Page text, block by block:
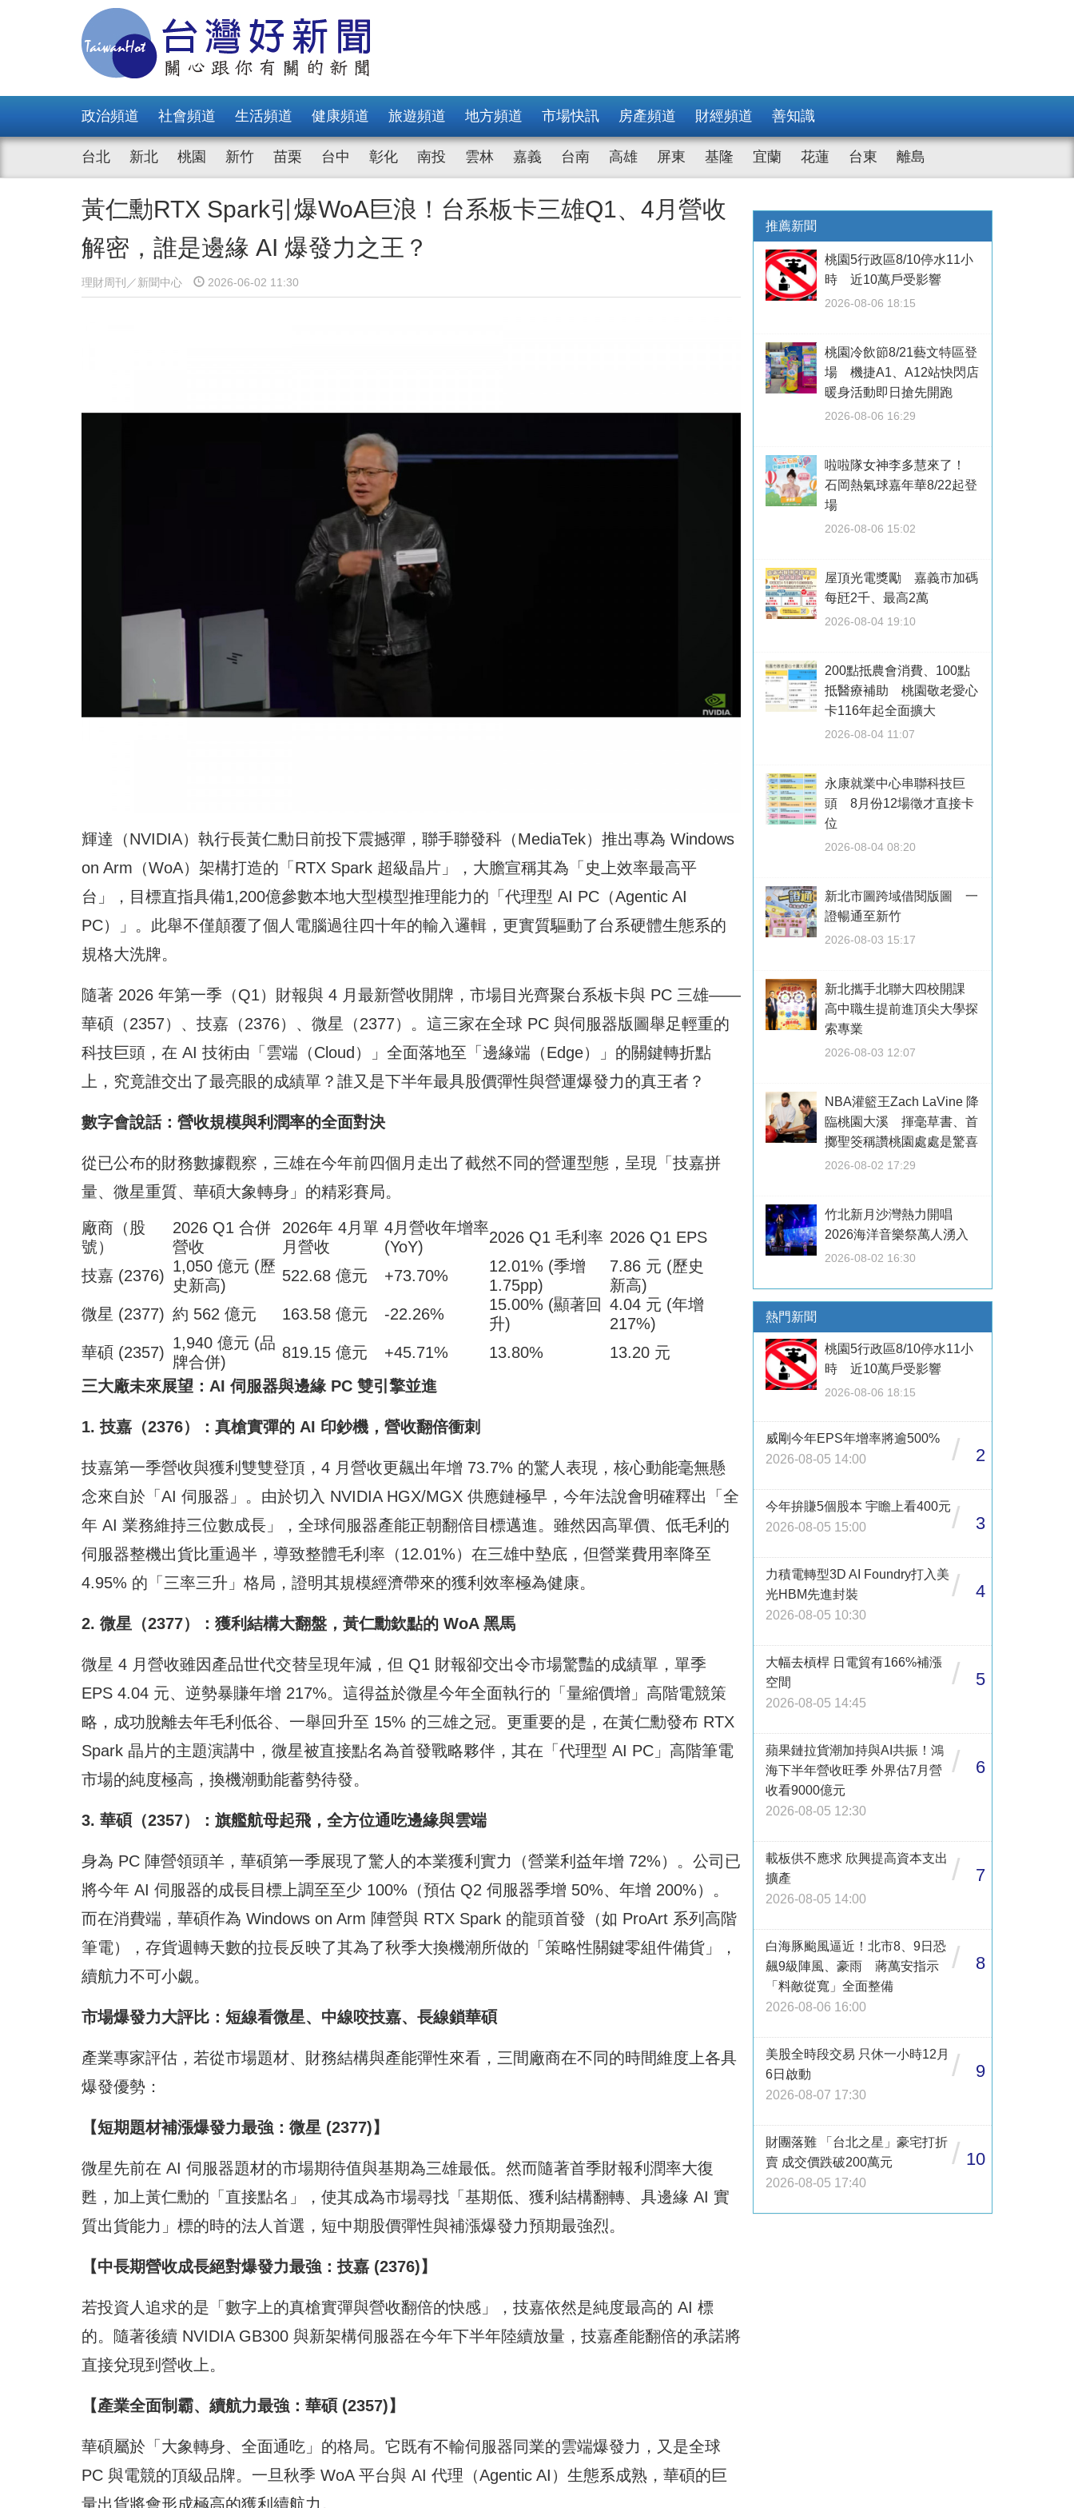
政治頻道 社會頻道 生活頻道 健康頻道 旅遊頻道 地方頻道 市場快訊 房產頻道 財經頻道 善知識
台北 新北 桃園 新竹 苗栗 台中 彰化 南投 雲林 嘉義 台南 高雄 屏東 基隆 宜蘭 花蓮 台東 離島
黃仁勳RTX Spark引爆WoA巨浪！台系板卡三雄Q1、4月營收
解密，誰是邊緣 AI 爆發力之王？
理財周刊／新聞中心 2026-06-02 11:30
輝達（NVIDIA）執行長黃仁勳日前投下震撼彈，聯手聯發科（MediaTek）推出專為 Windows
on Arm（WoA）架構打造的「RTX Spark 超級晶片」，大膽宣稱其為「史上效率最高平
台」，目標直指具備1,200億參數本地大型模型推理能力的「代理型 AI PC（Agentic AI
PC）」。此舉不僅顛覆了個人電腦過往四十年的輸入邏輯，更實質驅動了台系硬體生態系的
規格大洗牌。
隨著 2026 年第一季（Q1）財報與 4 月最新營收開牌，市場目光齊聚台系板卡與 PC 三雄——
華碩（2357）、技嘉（2376）、微星（2377）。這三家在全球 PC 與伺服器版圖舉足輕重的
科技巨頭，在 AI 技術由「雲端（Cloud）」全面落地至「邊緣端（Edge）」的關鍵轉折點
上，究竟誰交出了最亮眼的成績單？誰又是下半年最具股價彈性與營運爆發力的真王者？
數字會說話：營收規模與利潤率的全面對決
從已公布的財務數據觀察，三雄在今年前四個月走出了截然不同的營運型態，呈現「技嘉拼
量、微星重質、華碩大象轉身」的精彩賽局。
廠商（股
號）
2026 Q1 合併
營收
2026年 4月單
月營收
4月營收年增率
(YoY)
2026 Q1 毛利率 2026 Q1 EPS
技嘉 (2376)
1,050 億元 (歷
史新高)
522.68 億元 +73.70%
12.01% (季增
1.75pp)
7.86 元 (歷史
新高)
微星 (2377) 約 562 億元 163.58 億元 -22.26%
15.00% (顯著回
升)
4.04 元 (年增
217%)
華碩 (2357)
1,940 億元 (品
牌合併)
819.15 億元 +45.71% 13.80%
13.20 元
三大廠未來展望：AI 伺服器與邊緣 PC 雙引擎並進
1. 技嘉（2376）：真槍實彈的 AI 印鈔機，營收翻倍衝刺
技嘉第一季營收與獲利雙雙登頂，4 月營收更飆出年增 73.7% 的驚人表現，核心動能毫無懸
念來自於「AI 伺服器」。由於切入 NVIDIA HGX/MGX 供應鏈極早，今年法說會明確釋出「全
年 AI 業務維持三位數成長」，全球伺服器產能正朝翻倍目標邁進。雖然因高單價、低毛利的
伺服器整機出貨比重過半，導致整體毛利率（12.01%）在三雄中墊底，但營業費用率降至
4.95% 的「三率三升」格局，證明其規模經濟帶來的獲利效率極為健康。
2. 微星（2377）：獲利結構大翻盤，黃仁勳欽點的 WoA 黑馬
微星 4 月營收雖因產品世代交替呈現年減，但 Q1 財報卻交出令市場驚豔的成績單，單季
EPS 4.04 元、逆勢暴賺年增 217%。這得益於微星今年全面執行的「量縮價增」高階電競策
略，成功脫離去年毛利低谷、一舉回升至 15% 的三雄之冠。更重要的是，在黃仁勳發布 RTX
Spark 晶片的主題演講中，微星被直接點名為首發戰略夥伴，其在「代理型 AI PC」高階筆電
市場的純度極高，換機潮動能蓄勢待發。
3. 華碩（2357）：旗艦航母起飛，全方位通吃邊緣與雲端
身為 PC 陣營領頭羊，華碩第一季展現了驚人的本業獲利實力（營業利益年增 72%）。公司已
將今年 AI 伺服器的成長目標上調至至少 100%（預估 Q2 伺服器季增 50%、年增 200%）。
而在消費端，華碩作為 Windows on Arm 陣營與 RTX Spark 的龍頭首發（如 ProArt 系列高階
筆電），存貨週轉天數的拉長反映了其為了秋季大換機潮所做的「策略性關鍵零組件備貨」，
續航力不可小覷。
市場爆發力大評比：短線看微星、中線咬技嘉、長線鎖華碩
產業專家評估，若從市場題材、財務結構與產能彈性來看，三間廠商在不同的時間維度上各具
爆發優勢：
【短期題材補漲爆發力最強：微星 (2377)】
微星先前在 AI 伺服器題材的市場期待值與基期為三雄最低。然而隨著首季財報利潤率大復
甦，加上黃仁勳的「直接點名」，使其成為市場尋找「基期低、獲利結構翻轉、具邊緣 AI 實
質出貨能力」標的時的法人首選，短中期股價彈性與補漲爆發力預期最強烈。
【中長期營收成長絕對爆發力最強：技嘉 (2376)】
若投資人追求的是「數字上的真槍實彈與營收翻倍的快感」，技嘉依然是純度最高的 AI 標
的。隨著後續 NVIDIA GB300 與新架構伺服器在今年下半年陸續放量，技嘉產能翻倍的承諾將
直接兌現到營收上。
【產業全面制霸、續航力最強：華碩 (2357)】
華碩屬於「大象轉身、全面通吃」的格局。它既有不輸伺服器同業的雲端爆發力，又是全球
PC 與電競的頂級品牌。一旦秋季 WoA 平台與 AI 代理（Agentic AI）生態系成熟，華碩的巨
量出貨將會形成極高的獲利續航力。
推薦新聞
桃園5行政區8/10停水11小
時 近10萬戶受影響
2026-08-06 18:15
桃園冷飲節8/21藝文特區登
場 機捷A1、A12站快閃店
暖身活動即日搶先開跑
2026-08-06 16:29
啦啦隊女神李多慧來了！
石岡熱氣球嘉年華8/22起登
場
2026-08-06 15:02
屋頂光電獎勵 嘉義市加碼
每瓩2千、最高2萬
2026-08-04 19:10
200點抵農會消費、100點
抵醫療補助 桃園敬老愛心
卡116年起全面擴大
2026-08-04 11:07
永康就業中心串聯科技巨
頭 8月份12場徵才直接卡
位
2026-08-04 08:20
新北市圖跨域借閱版圖 一
證暢通至新竹
2026-08-03 15:17
新北攜手北聯大四校開課
高中職生提前進頂尖大學探
索專業
2026-08-03 12:07
NBA灌籃王Zach LaVine 降
臨桃園大溪 揮毫草書、首
擲聖筊稱讚桃園處處是驚喜
2026-08-02 17:29
竹北新月沙灣熱力開唱
2026海洋音樂祭萬人湧入
2026-08-02 16:30
熱門新聞
桃園5行政區8/10停水11小
時 近10萬戶受影響
2026-08-06 18:15
威剛今年EPS年增率將逾500%
2026-08-05 14:00
/ 2
今年拚賺5個股本 宇瞻上看400元
2026-08-05 15:00
/ 3
力積電轉型3D AI Foundry打入美
光HBM先進封裝
2026-08-05 10:30
/ 4
大幅去槓桿 日電貿有166%補漲
空間
2026-08-05 14:45
/ 5
蘋果鏈拉貨潮加持與AI共振！鴻
海下半年營收旺季 外界估7月營
收看9000億元
2026-08-05 12:30
/ 6
載板供不應求 欣興提高資本支出
擴產
2026-08-05 14:00
/ 7
白海豚颱風逼近！北市8、9日恐
飆9級陣風、豪雨 蔣萬安指示
「料敵從寬」全面整備
2026-08-06 16:00
/ 8
美股全時段交易 只休一小時12月
6日啟動
2026-08-07 17:30
/ 9
財團落難 「台北之星」豪宅打折
賣 成交價跌破200萬元
2026-08-05 17:40
/ 10